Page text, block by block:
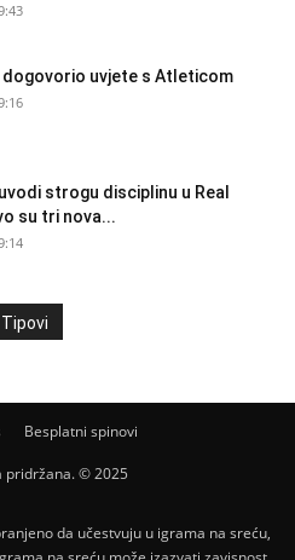
dogovorio uvjete s Atleticom
strogu disciplinu u Real
su tri nova...
Tipovi
Besplatni spinovi
pridržana. © 2025
da učestvuju u igrama na sreću,